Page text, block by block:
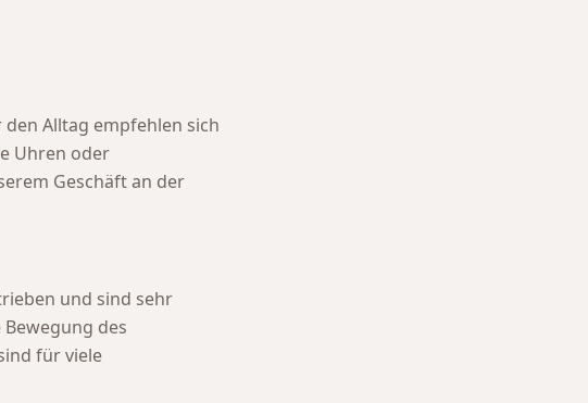
Alltag empfehlen sich
Uhren oder
Geschäft an der
und sind sehr
des
für viele